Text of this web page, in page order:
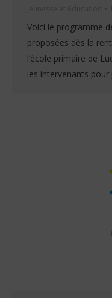
Voici le programme
proposées dès la
l’école primaire de
les intervenants pour